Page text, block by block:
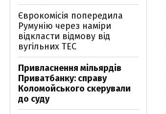
Єврокомісія попередила
Румунію через наміри
відкласти відмову від
вугільних ТЕС
Привласнення мільярдів
Приватбанку: справу
Коломойського скерували
до суду